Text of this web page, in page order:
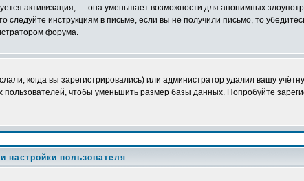
активизация, — она уменьшает возможности для анонимных
инструкциям в письме, если вы не получили письмо, то
форума.
когда вы зарегистрировались) или администратор удалил вашу
чтобы уменьшить размер базы данных. Попробуйте
настройки пользователя